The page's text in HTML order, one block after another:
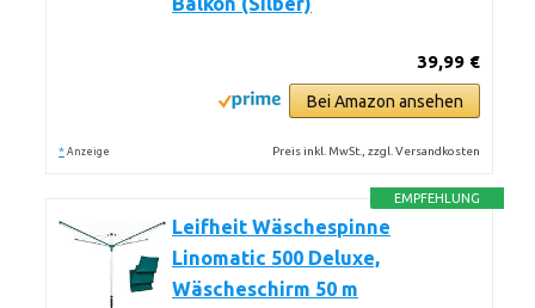
39,99 €
Bei Amazon ansehen
* Anzeige Preis inkl. MwSt., zzgl. Versandkosten
EMPFEHLUNG
Leifheit Wäschespinne
Linomatic 500 Deluxe,
Wäscheschirm 50 m